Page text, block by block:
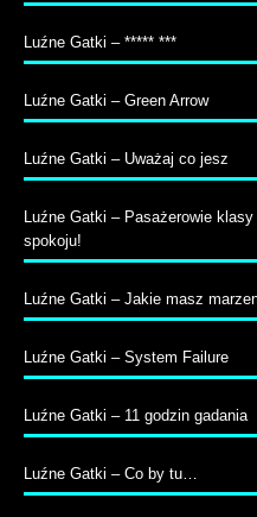
Luźne Gatki – ***** ***
Luźne Gatki – Green Arrow
Luźne Gatki – Uważaj co jesz
Luźne Gatki – Pasażerowie
spokoju!
Luźne Gatki – Jakie masz
Luźne Gatki – System Failure
Luźne Gatki – 11 godzin gadania
Luźne Gatki – Co by tu…